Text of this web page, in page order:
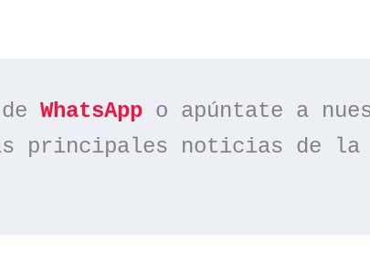
de WhatsApp
principales noticias de la